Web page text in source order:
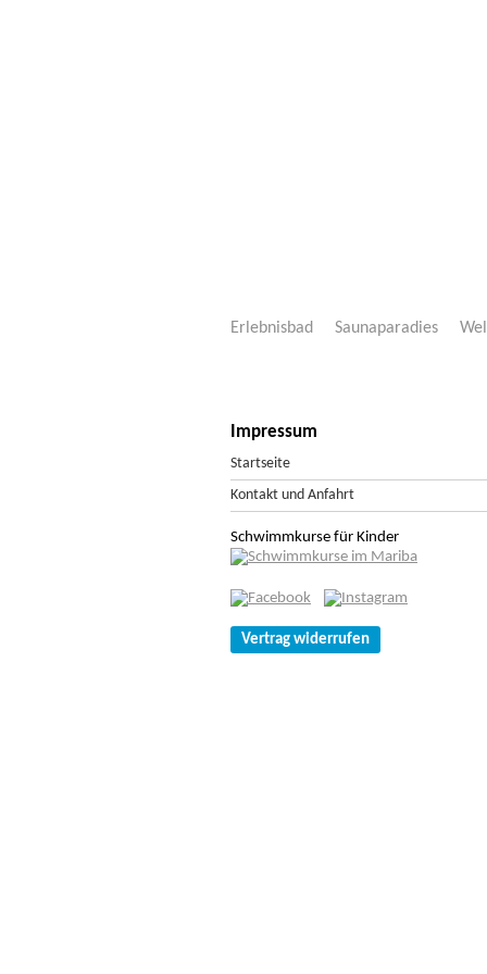
Erlebnisbad Saunaparadies
Impressum
Startseite
Kontakt und Anfahrt
Schwimmkurse für Kinder
Vertrag widerrufen